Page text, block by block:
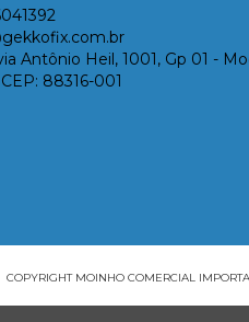
Antônio Heil, 1001, Gp 01 -
88316-001
COPYRIGHT MOINHO COMERCIAL